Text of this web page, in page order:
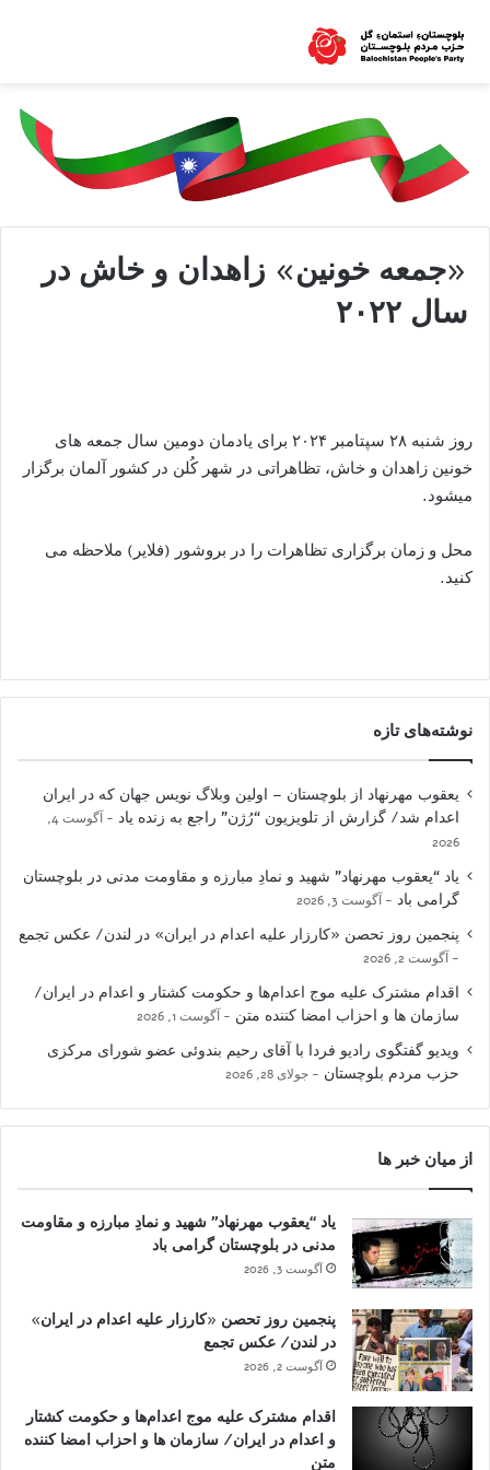
«جمعه خونین» زاهدان و خاش در
سال ۲۰۲۲
روز شنبه ۲۸ سپتامبر ۲۰۲۴ برای یادمان دومین سال جمعه ھای
خونین زاھدان و خاش، تظاھراتی در شهر کُلن در کشور آلمان برگزار
میشود.
محل و زمان برگزاری تظاهرات را در بروشور (فلایر) ملاحظه می
کنید.
نوشته‌های تازه
یعقوب مهرنهاد از بلوچستان – اولین وبلاگ نویس جهان که در ایران
اعدام شد/ گزارش از تلویزیون “رُژن” راجع به زنده یاد
آگوست 4,
2026
یاد “یعقوب مهرنهاد” شهید و نمادِ مبارزه و مقاومت مدنی در بلوچستان
گرامی باد
آگوست 3, 2026
پنجمین روز تحصن «کارزار علیه اعدام در ایران» در لندن/ عکس تجمع
آگوست 2, 2026
اقدام مشترک علیه موج اعدام‌ها و حکومت کشتار و اعدام در ایران/
سازمان ها و احزاب امضا کننده متن
آگوست 1, 2026
ویدیو گفتگوی رادیو فردا با آقای رحیم بندوئی عضو شورای مرکزی
حزب مردم بلوچستان
جولای 28, 2026
از میان خبر ها
یاد “یعقوب مهرنهاد” شهید و نمادِ مبارزه و مقاومت
مدنی در بلوچستان گرامی باد
آگوست 3, 2026
پنجمین روز تحصن «کارزار علیه اعدام در ایران»
در لندن/ عکس تجمع
آگوست 2, 2026
اقدام مشترک علیه موج اعدام‌ها و حکومت کشتار
و اعدام در ایران/ سازمان ها و احزاب امضا کننده
متن